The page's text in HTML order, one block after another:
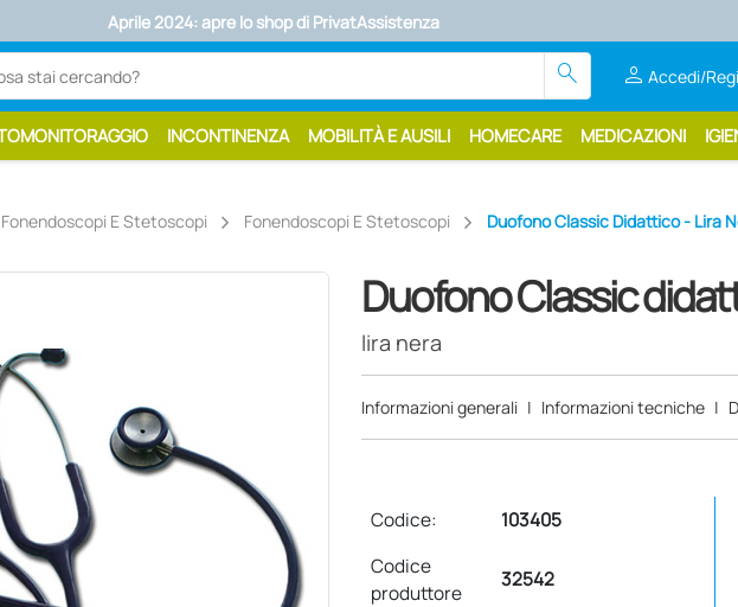
Aprile 2024: apre lo shop di PrivatAssistenza
search person Accedi/
INCONTINENZA MOBILITÀ E AUSILI HOMECARE MEDICAZIONI
Fonendoscopi E Stetoscopi Fonendoscopi E Stetoscopi Duofono Classic Didattico - Lira
Duofono Classic
lira nera
Informazioni generali | Informazioni tecniche |
Codice:
103405
Codice
produttore
32542